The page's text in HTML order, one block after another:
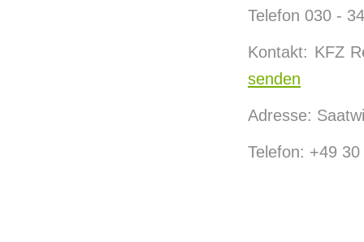
Telefon 030 -
Kontakt: KFZ
senden
Adresse:
Telefon: +49